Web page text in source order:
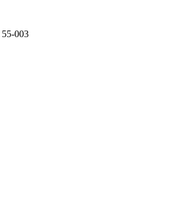
55-003